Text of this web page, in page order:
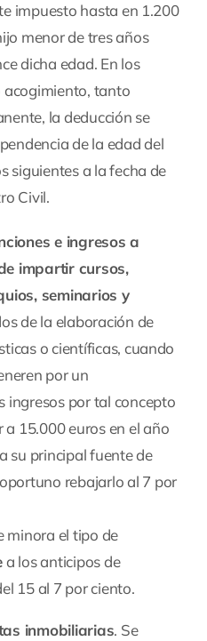
impuesto hasta en 1.200
menor de tres años
dicha edad. En los
acogimiento, tanto
la deducción se
de la edad del
siguientes a la fecha de
Civil.
e ingresos a
impartir cursos,
seminarios y
de la elaboración de
o científicas, cuando
por un
ingresos por tal concepto
15.000 euros en el año
su principal fuente de
rebajarlo al 7 por
minora el tipo de
a los anticipos de
15 al 7 por ciento.
inmobiliarias. Se